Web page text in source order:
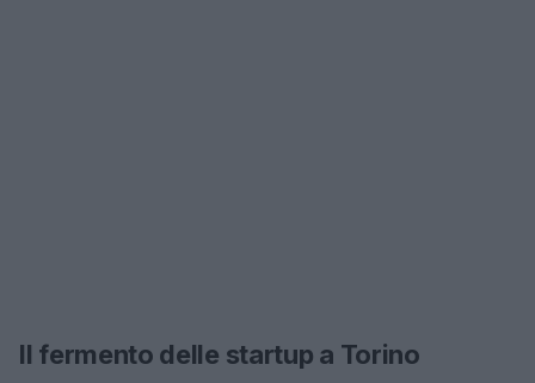
Il fermento delle startup a Torino